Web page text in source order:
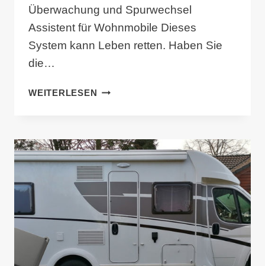
Überwachung und Spurwechsel
Assistent für Wohnmobile Dieses
System kann Leben retten. Haben Sie
die…
WEITERLESEN WOHNMOBIL